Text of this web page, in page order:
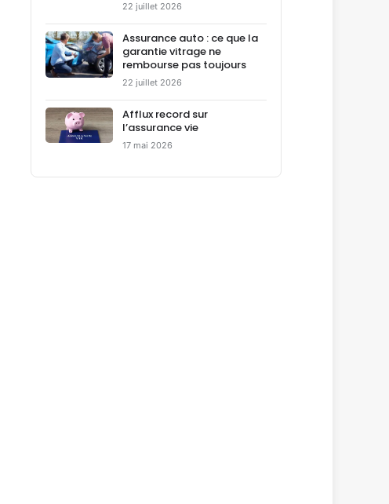
22 juillet 2026
Assurance auto : ce que la
garantie vitrage ne
rembourse pas toujours
22 juillet 2026
Afflux record sur
l’assurance vie
17 mai 2026